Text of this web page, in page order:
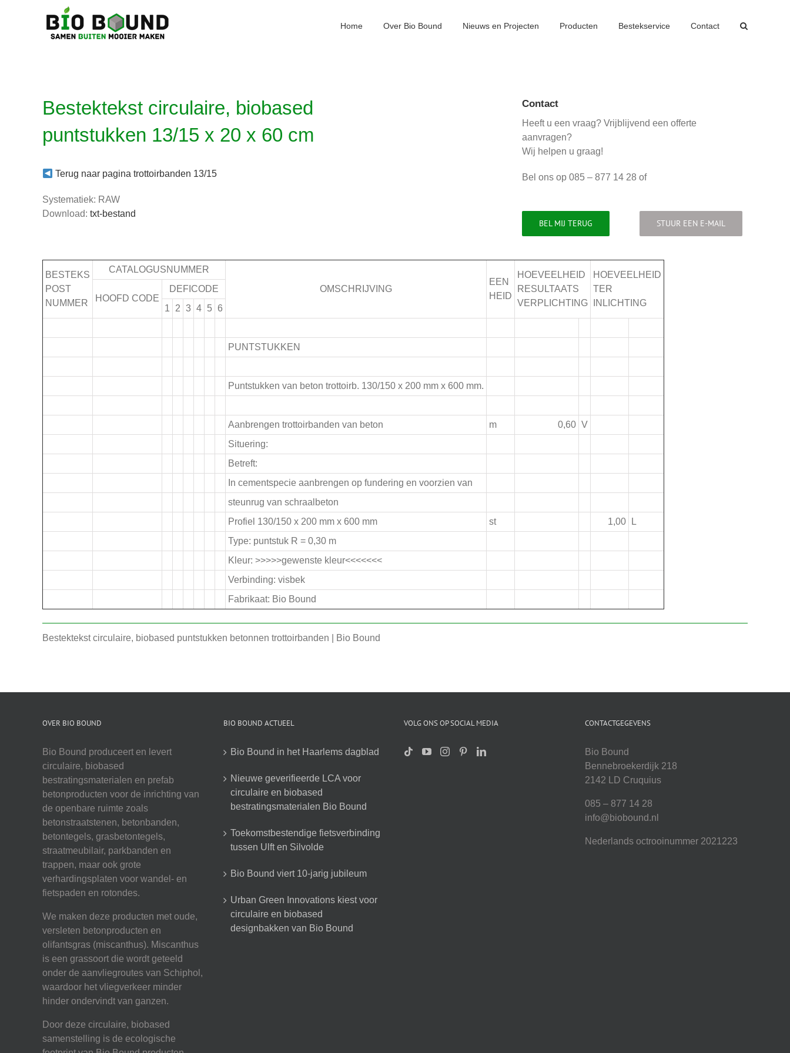
Home Over Bio Bound Nieuws en Projecten Producten Bestekservice Contact
Bestektekst circulaire, biobased
puntstukken 13/15 x 20 x 60 cm
Terug naar pagina trottoirbanden 13/15
Systematiek: RAW
Download: txt-bestand
Contact
Heeft u een vraag? Vrijblijvend een offerte
aanvragen?
Wij helpen u graag!
Bel ons op 085 – 877 14 28 of
BEL MIJ TERUG STUUR EEN E-MAIL
BESTEKS
POST
NUMMER
CATALOGUSNUMMER
OMSCHRIJVING
EEN
HEID
HOEVEELHEID
RESULTAATS
VERPLICHTING
HOEVEELHEID
TER
INLICHTING
HOOFD CODE
DEFICODE
1
2 3 4 5 6
PUNTSTUKKEN
Puntstukken van beton trottoirb. 130/150 x 200 mm x 600 mm.
Aanbrengen trottoirbanden van beton
m 0,60 V
Situering:
Betreft:
In cementspecie aanbrengen op fundering en voorzien van
steunrug van schraalbeton
Profiel 130/150 x 200 mm x 600 mm
st 1,00
L
Type: puntstuk R = 0,30 m
Kleur: >>>>>gewenste kleur<<<<<<<
Verbinding: visbek
Fabrikaat: Bio Bound
Bestektekst circulaire, biobased puntstukken betonnen trottoirbanden | Bio Bound
OVER BIO BOUND
Bio Bound produceert en levert
circulaire, biobased
bestratingsmaterialen en prefab
betonproducten voor de inrichting van
de openbare ruimte zoals
betonstraatstenen, betonbanden,
betontegels, grasbetontegels,
straatmeubilair, parkbanden en
trappen, maar ook grote
verhardingsplaten voor wandel- en
fietspaden en rotondes.
We maken deze producten met oude,
versleten betonproducten en
olifantsgras (miscanthus). Miscanthus
is een grassoort die wordt geteeld
onder de aanvliegroutes van Schiphol,
waardoor het vliegverkeer minder
hinder ondervindt van ganzen.
Door deze circulaire, biobased
samenstelling is de ecologische
BIO BOUND ACTUEEL
Bio Bound in het Haarlems dagblad
Nieuwe geverifieerde LCA voor
circulaire en biobased
bestratingsmaterialen Bio Bound
Toekomstbestendige fietsverbinding
tussen Ulft en Silvolde
Bio Bound viert 10-jarig jubileum
Urban Green Innovations kiest voor
circulaire en biobased
designbakken van Bio Bound
VOLG ONS OP SOCIAL MEDIA CONTACTGEGEVENS
Bio Bound
Bennebroekerdijk 218
2142 LD Cruquius
085 – 877 14 28
info@biobound.nl
Nederlands octrooinummer 2021223